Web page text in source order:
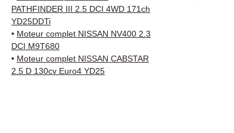
PATHFINDER III 2.5 DCI 4WD 171ch
YD25DDTi
• Moteur complet NISSAN NV400 2.3
DCI M9T680
• Moteur complet NISSAN CABSTAR
2.5 D 130cv Euro4 YD25